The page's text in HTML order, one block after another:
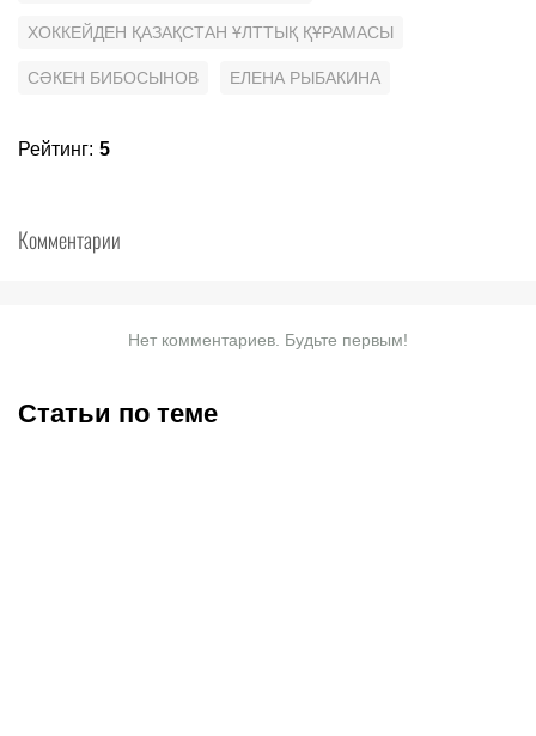
ХОККЕЙДЕН ҚАЗАҚСТАН ҰЛТТЫҚ ҚҰРАМАСЫ
СӘКЕН БИБОСЫНОВ ЕЛЕНА РЫБАКИНА
Рейтинг: 5
Комментарии
Нет комментариев. Будьте первым!
Статьи по теме